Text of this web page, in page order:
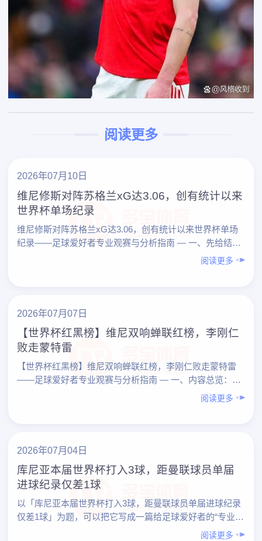
阅读更多
2026年07月10日
维尼修斯对阵苏格兰xG达3.06，创有统计以来
世界杯单场纪录
维尼修斯对阵苏格兰xG达3.06，创有统计以来世界杯单场
纪录——足球爱好者专业观赛与分析指南 — 一、先给结
论：这场比赛对足球爱好者意味着什么？ – 维尼修斯……
阅读更多
2026年07月07日
【世界杯红黑榜】维尼双响蝉联红榜，李刚仁
败走蒙特雷
【世界杯红黑榜】维尼双响蝉联红榜，李刚仁败走蒙特雷
——足球爱好者专业观赛与分析指南 — 一、内容总览：从
一则“红黑榜”看懂世界杯观赛门道 以「【世界杯红黑榜】
阅读更多
2026年07月04日
库尼亚本届世界杯打入3球，距曼联球员单届
进球纪录仅差1球
以「库尼亚本届世界杯打入3球，距曼联球员单届进球纪录
仅差1球」为题，可以把它写成一篇给足球爱好者的“专业观
赛与分析指南”：既谈数据与纪录，也教你如何用更专业的
阅读更多